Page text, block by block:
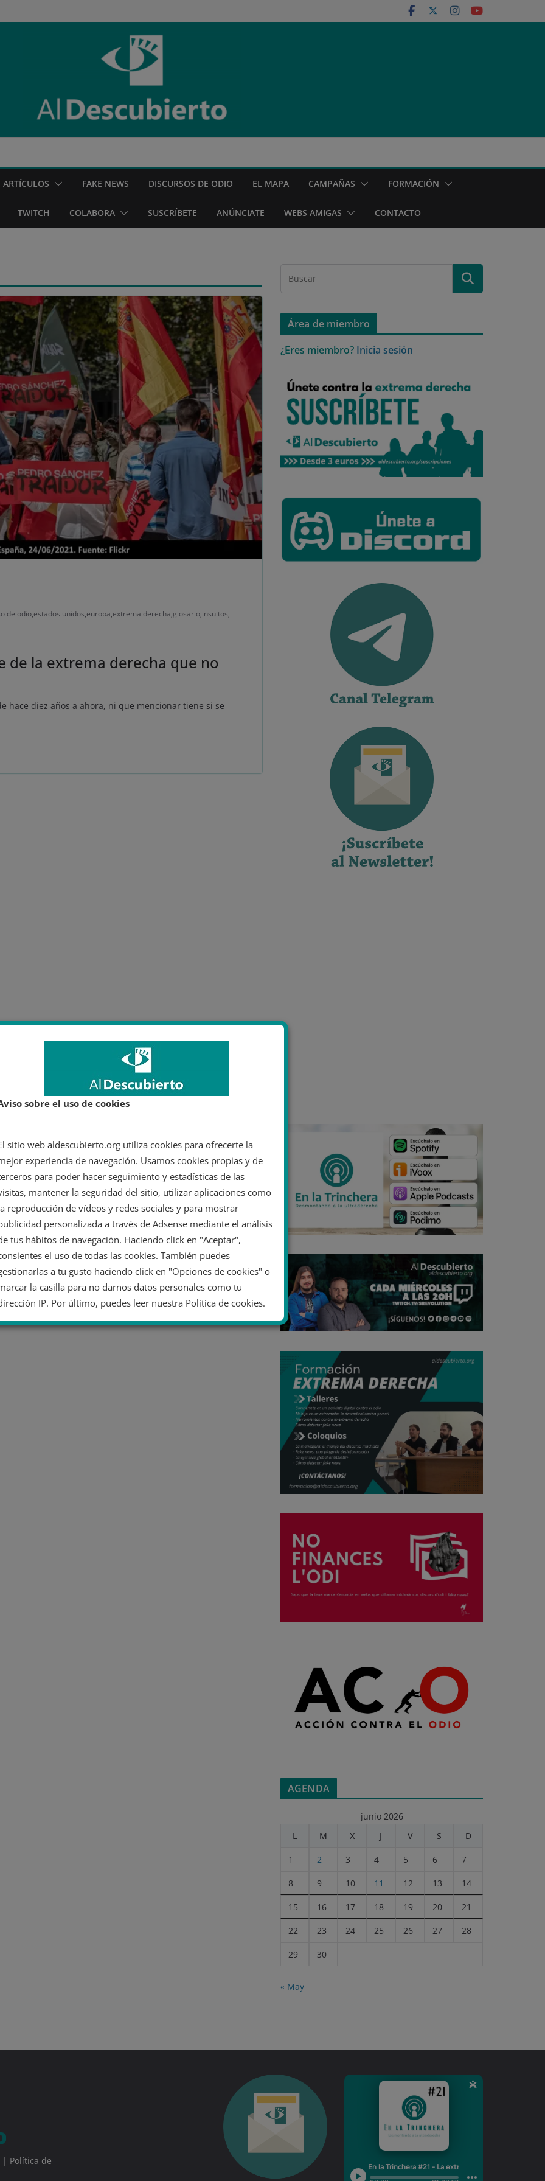
ARTÍCULOS FAKE NEWS DISCURSOS DE ODIO EL MAPA CAMPAÑAS FORMACIÓN
TWITCH COLABORA SUSCRÍBETE ANÚNCIATE WEBS AMIGAS CONTACTO
de odio,estados unidos,europa,extrema derecha,glosario,insultos,
de la extrema derecha que no
hace diez años a ahora, ni que mencionar tiene si se
Área de miembro
¿Eres miembro? Inicia sesión
AGENDA
junio 2026
L
M X J V S D
1 2 3 4 5 6 7
8 9 10 11 12 13 14
15 16 17 18 19 20 21
22 23 24 25 26 27 28
29 30
« May
| Política de
sobre el uso de cookies
sitio web aldescubierto.org utiliza cookies para ofrecerte la
experiencia de navegación. Usamos cookies propias y de
para poder hacer seguimiento y estadísticas de las
mantener la seguridad del sitio, utilizar aplicaciones como
reproducción de vídeos y redes sociales y para mostrar
personalizada a través de Adsense mediante el análisis
tus hábitos de navegación. Haciendo click en "Aceptar",
el uso de todas las cookies. También puedes
a tu gusto haciendo click en "Opciones de cookies" o
la casilla para no darnos datos personales como tu
IP. Por último, puedes leer nuestra Política de cookies.